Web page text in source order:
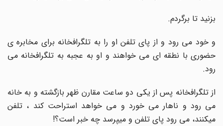
بزنید تا برگردم.
و خود می رود و از پای تلفن او را به تلگرافخانه برای مخابره ی
حضوری با نطقه ای می خواهند و او به عجبه به تلگرافخانه می
رود.
از تلگرافخانه پس از یکی دو ساعت مقارن ظهر بازگشته و به خانه
می رود و ناهار می خورد و می خواهد استراحت کند ، تلفن
میکنند، می رود پای تلفن و میپرسد چه خبر است؟!